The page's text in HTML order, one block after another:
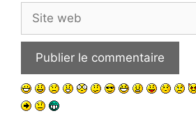
web